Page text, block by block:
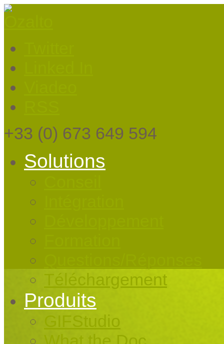
+33 (0) 673 649 594
Solutions
Téléchargement
Produits
GIFStudio